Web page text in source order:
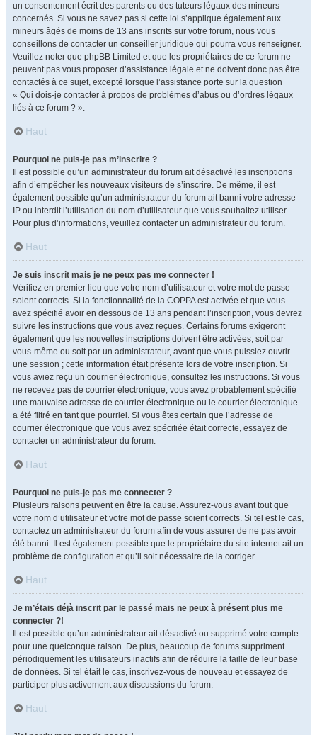
un consentement écrit des parents ou des tuteurs légaux des mineurs
concernés. Si vous ne savez pas si cette loi s’applique également aux
mineurs âgés de moins de 13 ans inscrits sur votre forum, nous vous
conseillons de contacter un conseiller juridique qui pourra vous renseigner.
Veuillez noter que phpBB Limited et que les propriétaires de ce forum ne
peuvent pas vous proposer d’assistance légale et ne doivent donc pas être
contactés à ce sujet, excepté lorsque l’assistance porte sur la question
« Qui dois-je contacter à propos de problèmes d’abus ou d’ordres légaux
liés à ce forum ? ».
Haut
Pourquoi ne puis-je pas m’inscrire ?
Il est possible qu’un administrateur du forum ait désactivé les inscriptions
afin d’empêcher les nouveaux visiteurs de s’inscrire. De même, il est
également possible qu’un administrateur du forum ait banni votre adresse
IP ou interdit l’utilisation du nom d’utilisateur que vous souhaitez utiliser.
Pour plus d’informations, veuillez contacter un administrateur du forum.
Haut
Je suis inscrit mais je ne peux pas me connecter !
Vérifiez en premier lieu que votre nom d’utilisateur et votre mot de passe
soient corrects. Si la fonctionnalité de la COPPA est activée et que vous
avez spécifié avoir en dessous de 13 ans pendant l’inscription, vous devrez
suivre les instructions que vous avez reçues. Certains forums exigeront
également que les nouvelles inscriptions doivent être activées, soit par
vous-même ou soit par un administrateur, avant que vous puissiez ouvrir
une session ; cette information était présente lors de votre inscription. Si
vous aviez reçu un courrier électronique, consultez les instructions. Si vous
ne recevez pas de courrier électronique, vous avez probablement spécifié
une mauvaise adresse de courrier électronique ou le courrier électronique
a été filtré en tant que pourriel. Si vous êtes certain que l’adresse de
courrier électronique que vous avez spécifiée était correcte, essayez de
contacter un administrateur du forum.
Haut
Pourquoi ne puis-je pas me connecter ?
Plusieurs raisons peuvent en être la cause. Assurez-vous avant tout que
votre nom d’utilisateur et votre mot de passe soient corrects. Si tel est le cas,
contactez un administrateur du forum afin de vous assurer de ne pas avoir
été banni. Il est également possible que le propriétaire du site internet ait un
problème de configuration et qu’il soit nécessaire de la corriger.
Haut
Je m’étais déjà inscrit par le passé mais ne peux à présent plus me
connecter ?!
Il est possible qu’un administrateur ait désactivé ou supprimé votre compte
pour une quelconque raison. De plus, beaucoup de forums suppriment
périodiquement les utilisateurs inactifs afin de réduire la taille de leur base
de données. Si tel était le cas, inscrivez-vous de nouveau et essayez de
participer plus activement aux discussions du forum.
Haut